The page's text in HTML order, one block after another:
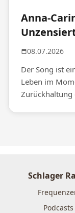
Anna-
08.07.2026
Der Song ist
Leben im
Zurückhaltung
Schlager
Podcasts